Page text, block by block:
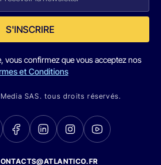
S'INSCRIRE
vous confirmez que vous acceptez nos
et Conditions
SAS. tous droits réservés.